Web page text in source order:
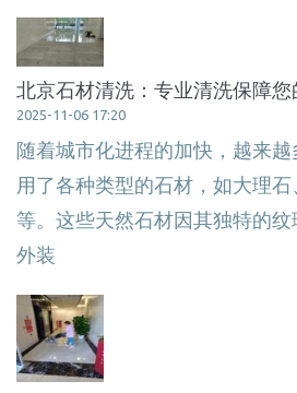
北京石材清洗：专业清洗保障
2025-11-06 17:20
随着城市化进程的加快，越来
用了各种类型的石材，如大理
等。这些天然石材因其独特的
外装